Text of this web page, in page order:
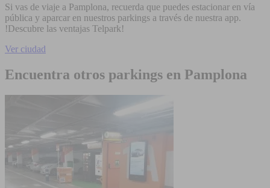
Si vas de viaje a Pamplona, recuerda que puedes estacionar en vía
pública y aparcar en nuestros parkings a través de nuestra app.
!Descubre las ventajas Telpark!
Ver ciudad
Encuentra otros parkings en Pamplona